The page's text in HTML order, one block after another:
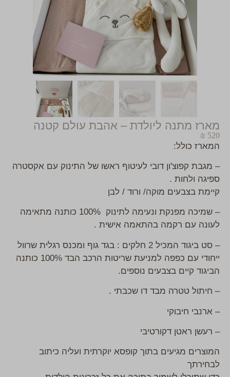
מארז מתנה ליולדת – אהבת עולם קטנה
₪ 520
המארז כולל:
– מגבת קפוצ'ון דובי לעיטוף ראשו של התינוק עם אקסטרה
ספיגה ולחות .
קיימת בצבעים מוקה/ ורוד / לבן
– שמיכה מפנקת ונעימה לתינוק 100% כותנה מתאימה
לעונה עם רקמה בהתאמה אישית .
– סט ביגוד המכיל 2 חלקים : בגד גוף ומכנס רגלית שרוול
ייחודי עם כפפה למניעת שריטות הרכב הבד 100% כותנה
הביגוד קיים בצבעים נוספים.
– חיתול טטרה מבד דו שכבתי .
– ארנבי חיבוקי
– רעשן ראטן דקורטיבי
המוצרים מגיעים בתוך קופסא יוקרתית ועליה כיתוב
לבחירתך